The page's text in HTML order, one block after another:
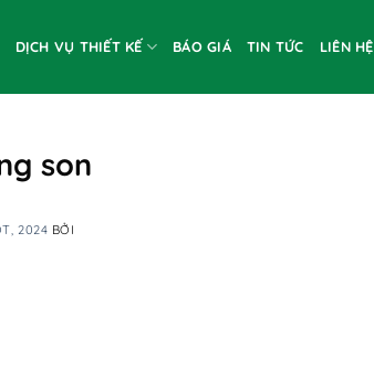
DỊCH VỤ THIẾT KẾ BÁO GIÁ TIN TỨC LIÊN HỆ
son
2024 BỞI